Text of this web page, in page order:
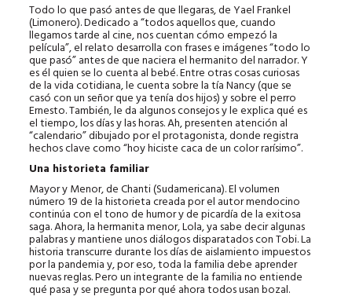
Todo lo que pasó antes de que llegaras, de Yael Frankel
(Limonero). Dedicado a “todos aquellos que, cuando
llegamos tarde al cine, nos cuentan cómo empezó la
película”, el relato desarrolla con frases e imágenes “todo lo
que pasó” antes de que naciera el hermanito del narrador. Y
es él quien se lo cuenta al bebé. Entre otras cosas curiosas
de la vida cotidiana, le cuenta sobre la tía Nancy (que se
casó con un señor que ya tenía dos hijos) y sobre el perro
Ernesto. También, le da algunos consejos y le explica qué es
el tiempo, los días y las horas. Ah, presenten atención al
“calendario” dibujado por el protagonista, donde registra
hechos clave como “hoy hiciste caca de un color rarísimo”.
Una historieta familiar
Mayor y Menor, de Chanti (Sudamericana). El volumen
número 19 de la historieta creada por el autor mendocino
continúa con el tono de humor y de picardía de la exitosa
saga. Ahora, la hermanita menor, Lola, ya sabe decir algunas
palabras y mantiene unos diálogos disparatados con Tobi. La
historia transcurre durante los días de aislamiento impuestos
por la pandemia y, por eso, toda la familia debe aprender
nuevas reglas. Pero un integrante de la familia no entiende
qué pasa y se pregunta por qué ahora todos usan bozal.